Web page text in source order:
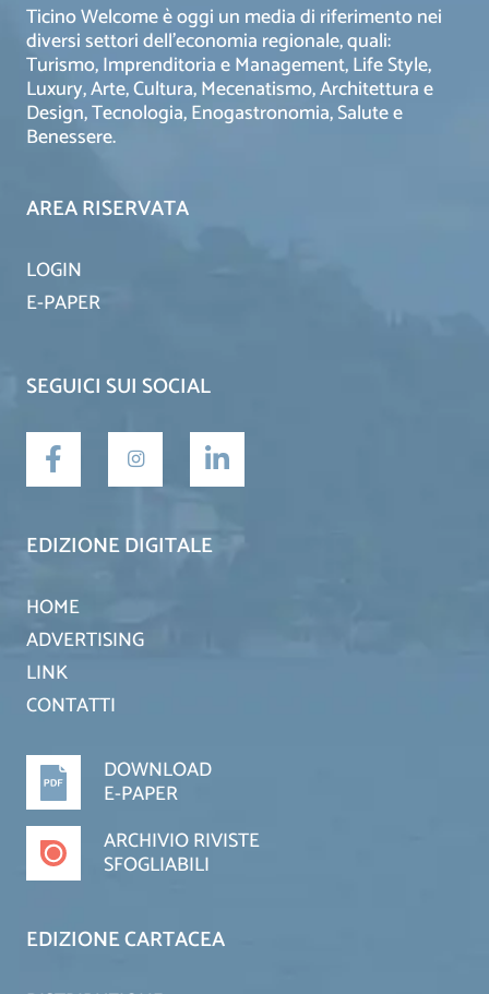
Ticino Welcome è oggi un media di riferimento nei
diversi settori dell’economia regionale, quali:
Turismo, Imprenditoria e Management, Life Style,
Luxury, Arte, Cultura, Mecenatismo, Architettura e
Design, Tecnologia, Enogastronomia, Salute e
Benessere.
AREA RISERVATA
LOGIN
E-PAPER
SEGUICI SUI SOCIAL
EDIZIONE DIGITALE
HOME
ADVERTISING
LINK
CONTATTI
DOWNLOAD
E-PAPER
ARCHIVIO RIVISTE
SFOGLIABILI
EDIZIONE CARTACEA